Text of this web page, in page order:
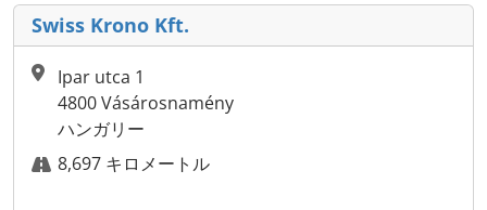
Swiss Krono Kft.
Ipar utca 1
4800 Vásárosnamény
ハンガリー
8,697 キロメートル